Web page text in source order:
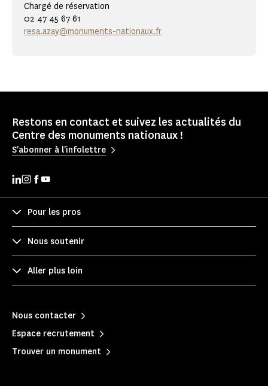
Chargé de réservation
02 47 45 67 61
resa.azay@monuments-nationaux.fr
Restons en contact et suivez les actualités du
Centre des monuments nationaux !
S'abonner à l'infolettre
Pour les pros
Nous soutenir
Aller plus loin
Nous contacter
Espace recrutement
Trouver un monument